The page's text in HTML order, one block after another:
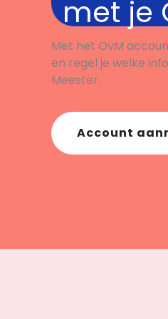
met je
Met het OvM
en regel je welke
Meester.
Account